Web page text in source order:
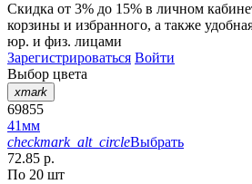
Скидка от 3% до 15% в личном
корзины и избранного, а также
юр. и физ. лицами
Зарегистрироваться Войти
Выбор цвета
xmark
69855
41мм
checkmark_alt_circleВыбрать
72.85 р.
По 20 шт